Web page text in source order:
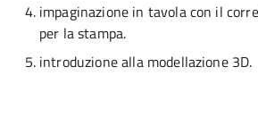
impaginazione in tavola con il
per la stampa.
introduzione alla modellazione 3D.